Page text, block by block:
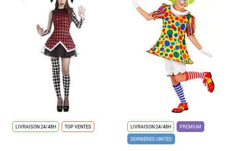
LIVRAISON 24/48H TOP VENTES LIVRAISON 24/48H
PREMIUM
DERNIÈRES UNITÉS